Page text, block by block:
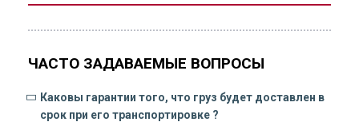
ЧАСТО ЗАДАВАЕМЫЕ ВОПРОСЫ
Каковы гарантии того, что груз будет доставлен в
срок при его транспортировке ?